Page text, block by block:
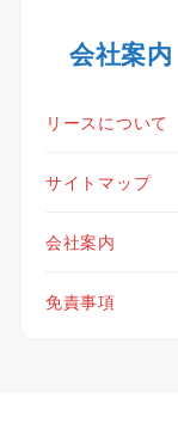
会社案内
リースについて
サイトマップ
会社案内
免責事項